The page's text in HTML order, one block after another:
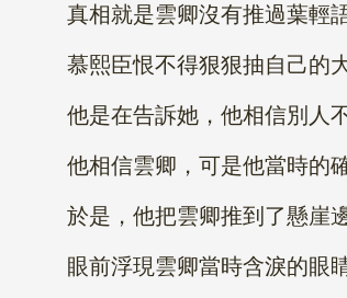
真相就是雲卿沒有推過葉輕語
慕熙臣恨不得狠狠抽自己的大
他是在告訴她，他相信別人
他相信雲卿，可是他當時的確
於是，他把雲卿推到了懸崖邊
眼前浮現雲卿當時含淚的眼睛